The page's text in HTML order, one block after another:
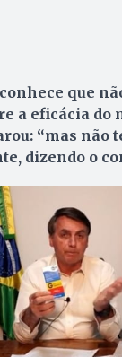
que
a eficácia do
“mas não
dizendo o